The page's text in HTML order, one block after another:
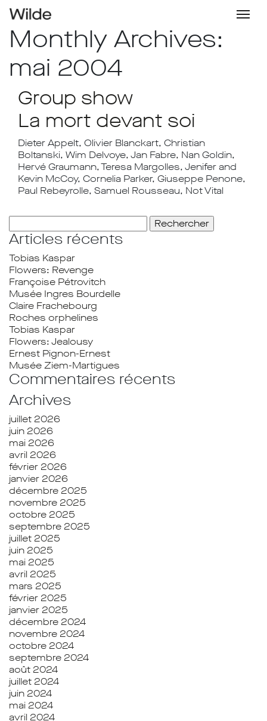
Monthly Archives:
mai 2004
Group show
La mort devant soi
Dieter Appelt, Olivier Blanckart, Christian
Boltanski, Wim Delvoye, Jan Fabre, Nan Goldin,
Hervé Graumann, Teresa Margolles, Jenifer and
Kevin McCoy, Cornelia Parker, Giuseppe Penone,
Paul Rebeyrolle, Samuel Rousseau, Not Vital
Articles récents
Tobias Kaspar
Flowers: Revenge
Françoise Pétrovitch
Musée Ingres Bourdelle
Claire Frachebourg
Roches orphelines
Tobias Kaspar
Flowers: Jealousy
Ernest Pignon-Ernest
Musée Ziem-Martigues
Commentaires récents
Archives
juillet 2026
juin 2026
mai 2026
avril 2026
février 2026
janvier 2026
décembre 2025
novembre 2025
octobre 2025
septembre 2025
juillet 2025
juin 2025
mai 2025
avril 2025
mars 2025
février 2025
janvier 2025
décembre 2024
novembre 2024
octobre 2024
septembre 2024
août 2024
juillet 2024
juin 2024
mai 2024
avril 2024